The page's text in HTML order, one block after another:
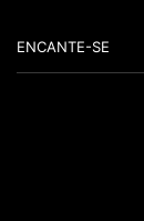
ENCANTE-SE